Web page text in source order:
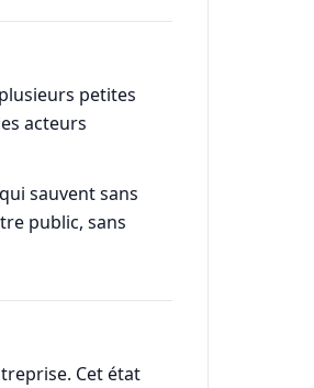
petites
acteurs
sauvent sans
public, sans
Cet état